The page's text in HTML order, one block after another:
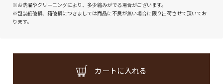
※お洗濯やクリーニングにより、多少縮みがでる場合がございます。
※包装紙破損、箱破損につきましては商品に不良が無い場合に限り出荷させて頂いてお
ります。
カートに入れる